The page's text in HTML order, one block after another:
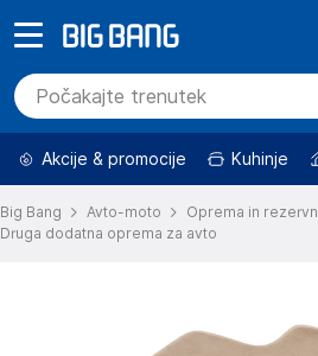
Akcije & promocije Kuhinje
Big Bang Avto-moto
Oprema in
Druga dodatna oprema za avto